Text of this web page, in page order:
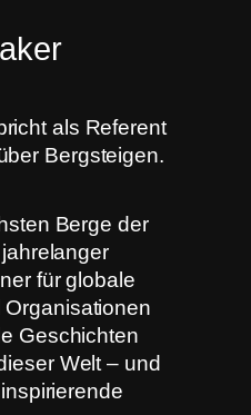
Berge der
für globale
Geschichten
Welt – und